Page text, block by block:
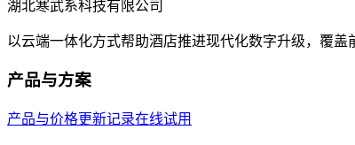
湖北寒武系科技有限公司
以云端一体化方式帮助酒店推进现代化数字升级，覆
产品与方案
产品与价格更新记录在线试用